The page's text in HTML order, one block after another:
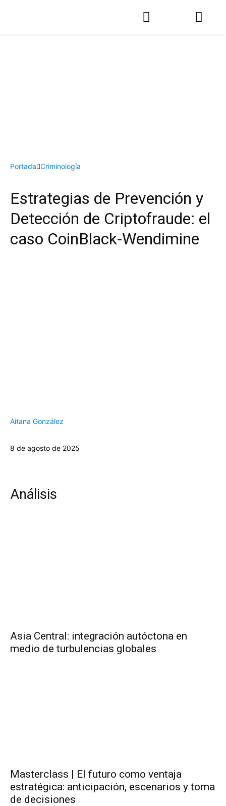
Portada Criminología
Estrategias de Prevención y
Detección de Criptofraude: el
caso CoinBlack-Wendimine
Aitana González
8 de agosto de 2025
Análisis
Asia Central: integración autóctona en
medio de turbulencias globales
Masterclass | El futuro como ventaja
estratégica: anticipación, escenarios y toma
de decisiones